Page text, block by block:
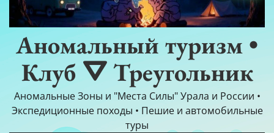
Аномальный туризм •
Клуб ⛛ Треугольник
Аномальные Зоны и "Места Силы" Урала и России •
Экспедиционные походы • Пешие и автомобильные
туры